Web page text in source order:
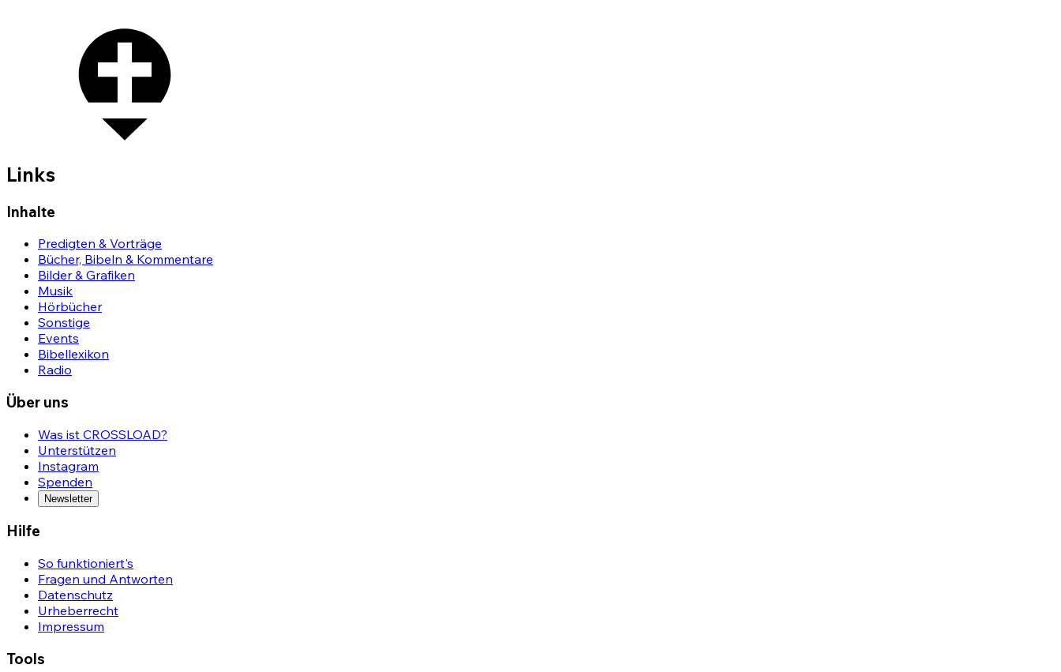
Links
Inhalte
Predigten & Vorträge
Bücher, Bibeln & Kommentare
Bilder & Grafiken
Musik
Hörbücher
Sonstige
Events
Bibellexikon
Radio
Über uns
Was ist CROSSLOAD?
Unterstützen
Instagram
Spenden
Newsletter
Hilfe
So funktioniert's
Fragen und Antworten
Datenschutz
Urheberrecht
Impressum
Tools